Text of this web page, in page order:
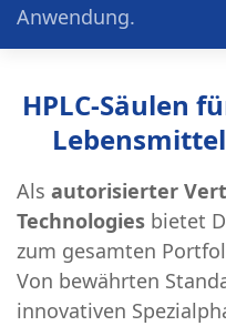
Anwendung.
HPLC-Säulen
Als autorisierter
Technologies bietet
zum gesamten
Von bewährten
innovativen